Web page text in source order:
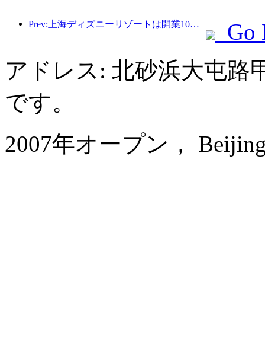
Prev:上海ディズニーリゾートは開業10周年を迎え、これまでに1億人以上の来場者数を記録した。
Go
アドレス: 北砂浜大屯路
です。
2007年オープン，